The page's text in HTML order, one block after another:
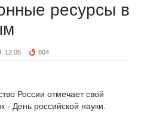
ресурсы в
12:05 804
России отмечает свой
День российской науки.